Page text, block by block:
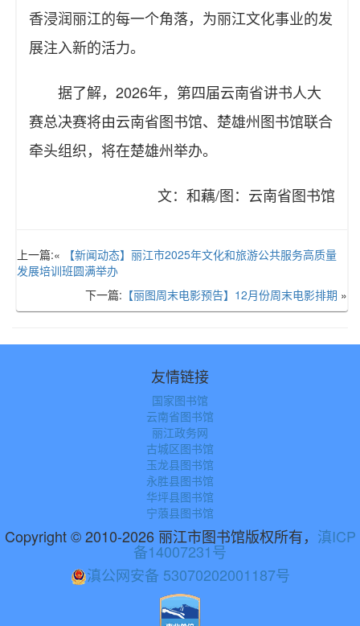
香浸润丽江的每一个角落，为丽江文化事业的发
展注入新的活力。
据了解，2026年，第四届云南省讲书人大
赛总决赛将由云南省图书馆、楚雄州图书馆联合
牵头组织，将在楚雄州举办。
文：和藕/图：云南省图书馆
上一篇:«
【新闻动态】丽江市2025年文化和旅游公共服务高质量
发展培训班圆满举办
下一篇: 【丽图周末电影预告】12月份周末电影排期 »
友情链接
国家图书馆
云南省图书馆
丽江政务网
古城区图书馆
玉龙县图书馆
永胜县图书馆
华坪县图书馆
宁蒗县图书馆
Copyright © 2010-2026 丽江市图书馆版权所有， 滇ICP
备14007231号
滇公网安备 53070202001187号